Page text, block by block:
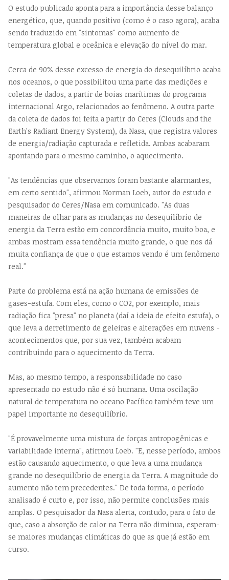
O estudo publicado aponta para a importância desse balanço
energético, que, quando positivo (como é o caso agora), acaba
sendo traduzido em "sintomas" como aumento de
temperatura global e oceânica e elevação do nível do mar.
Cerca de 90% desse excesso de energia do desequilíbrio acaba
nos oceanos, o que possibilitou uma parte das medições e
coletas de dados, a partir de boias marítimas do programa
internacional Argo, relacionados ao fenômeno. A outra parte
da coleta de dados foi feita a partir do Ceres (Clouds and the
Earth's Radiant Energy System), da Nasa, que registra valores
de energia/radiação capturada e refletida. Ambas acabaram
apontando para o mesmo caminho, o aquecimento.
"As tendências que observamos foram bastante alarmantes,
em certo sentido", afirmou Norman Loeb, autor do estudo e
pesquisador do Ceres/Nasa em comunicado. "As duas
maneiras de olhar para as mudanças no desequilíbrio de
energia da Terra estão em concordância muito, muito boa, e
ambas mostram essa tendência muito grande, o que nos dá
muita confiança de que o que estamos vendo é um fenômeno
real."
Parte do problema está na ação humana de emissões de
gases-estufa. Com eles, como o CO2, por exemplo, mais
radiação fica "presa" no planeta (daí a ideia de efeito estufa), o
que leva a derretimento de geleiras e alterações em nuvens -
acontecimentos que, por sua vez, também acabam
contribuindo para o aquecimento da Terra.
Mas, ao mesmo tempo, a responsabilidade no caso
apresentado no estudo não é só humana. Uma oscilação
natural de temperatura no oceano Pacífico também teve um
papel importante no desequilíbrio.
"É provavelmente uma mistura de forças antropogênicas e
variabilidade interna", afirmou Loeb. "E, nesse período, ambos
estão causando aquecimento, o que leva a uma mudança
grande no desequilíbrio de energia da Terra. A magnitude do
aumento não tem precedentes." De toda forma, o período
analisado é curto e, por isso, não permite conclusões mais
amplas. O pesquisador da Nasa alerta, contudo, para o fato de
que, caso a absorção de calor na Terra não diminua, esperam-
se maiores mudanças climáticas do que as que já estão em
curso.